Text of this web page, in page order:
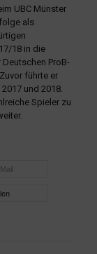
UBC Münster
als
18 in die
ProB-
führte er
und 2018.
Spieler zu